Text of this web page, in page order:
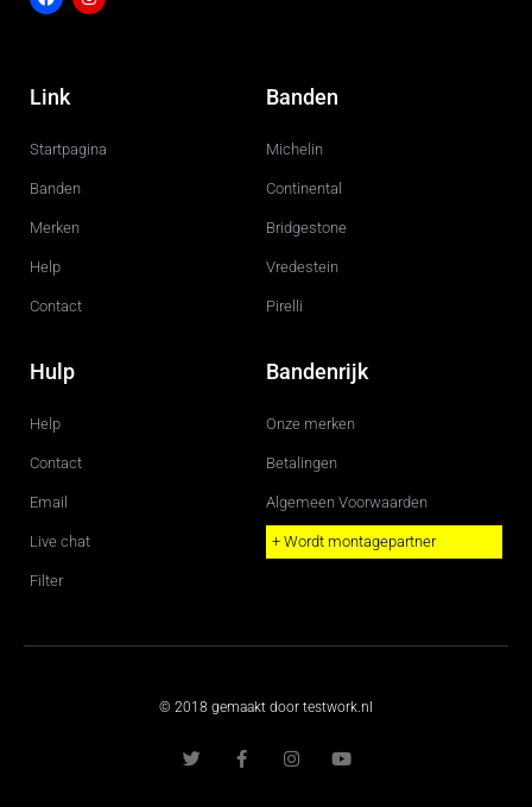
c
e
o
g
r
Link
Startpagina
Banden
Merken
Help
Contact
Banden
Michelin
Continental
Bridgestone
Vredestein
Pirelli
Hulp
Help
Contact
Email
Live chat
Filter
Bandenrijk
Onze merken
Betalingen
Algemeen Voorwaarden
+ Wordt montagepartner
© 2018 gemaakt door testwork.nl
w
i
a
c
n
s
o
u